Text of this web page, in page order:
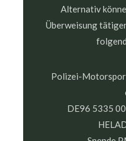
Alternativ
Überweisung
Polizei-
DE96 5335